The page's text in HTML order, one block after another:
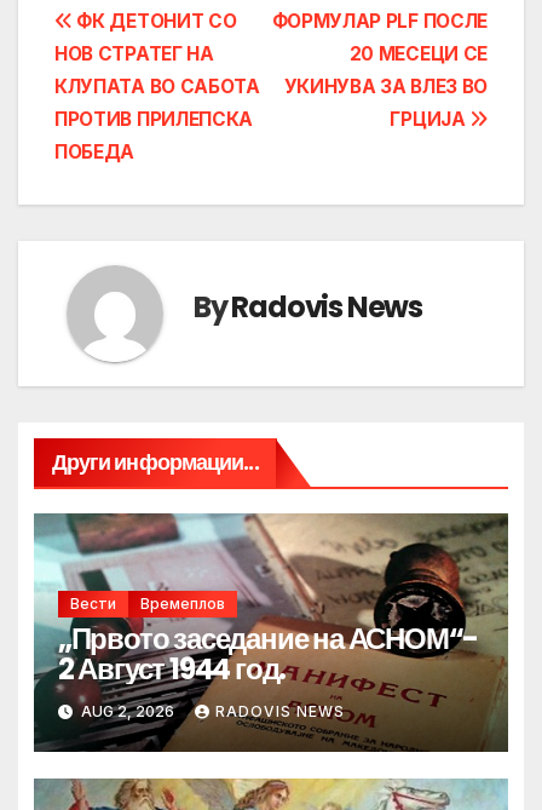
Post
navigation
ФОРМУЛАР PLF ПОСЛЕ
20 МЕСЕЦИ СЕ
УКИНУВА ЗА ВЛЕЗ ВО
ГРЦИЈА
ФК ДЕТОНИТ СО
НОВ СТРАТЕГ НА
КЛУПАТА ВО САБОТА
ПРОТИВ ПРИЛЕПСКА
ПОБЕДА
ByRadovis News
Други информации...
Вести Времеплов
„Првото заседание на АСНОМ“-
2 Август 1944 год.
AUG 2, 2026 RADOVIS NEWS